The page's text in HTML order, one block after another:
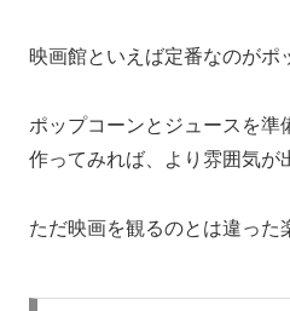
映画館といえば定番なのがポ
ポップコーンとジュースを準
作ってみれば、より雰囲気が
ただ映画を観るのとは違った